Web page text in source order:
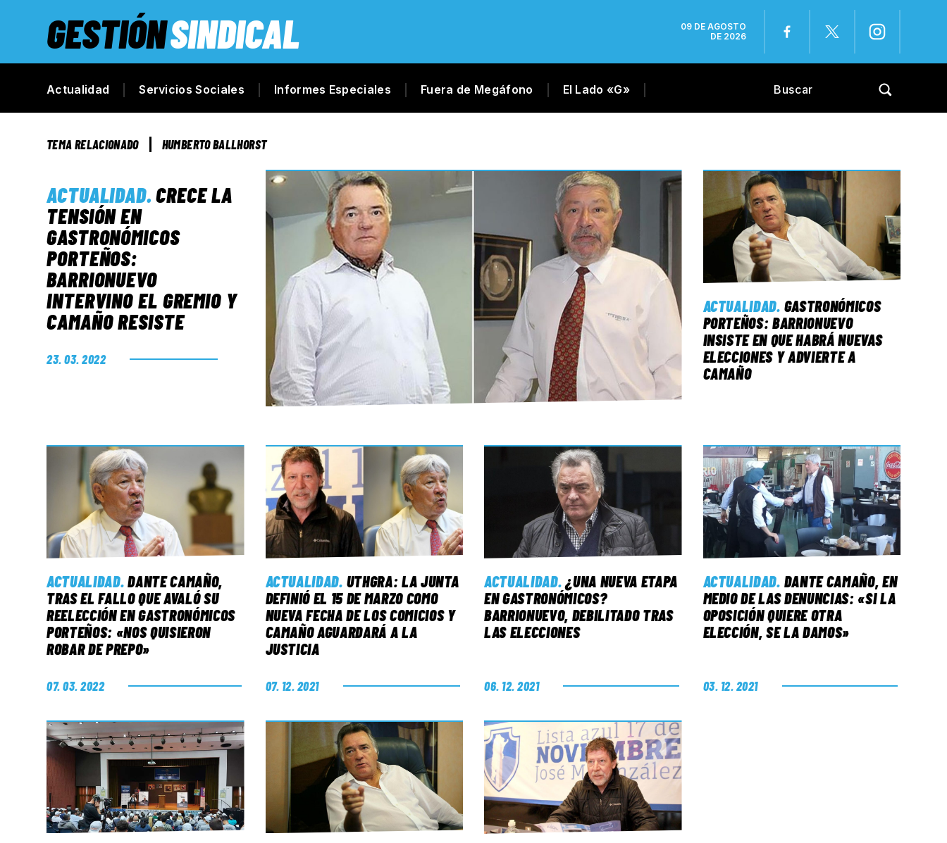
GESTIÓNSINDICAL
09 DE AGOSTO
DE 2026
Actualidad Servicios Sociales Informes Especiales Fuera de Megáfono El Lado «G»
TEMA RELACIONADO HUMBERTO BALLHORST
ACTUALIDAD.CRECE LA
TENSIÓN EN
GASTRONÓMICOS
PORTEÑOS:
BARRIONUEVO
INTERVINO EL GREMIO Y
CAMAÑO RESISTE
23. 03. 2022
ACTUALIDAD. GASTRONÓMICOS
PORTEÑOS: BARRIONUEVO
INSISTE EN QUE HABRÁ NUEVAS
ELECCIONES Y ADVIERTE A
CAMAÑO
ACTUALIDAD. DANTE CAMAÑO,
TRAS EL FALLO QUE AVALÓ SU
REELECCIÓN EN GASTRONÓMICOS
PORTEÑOS: «NOS QUISIERON
ROBAR DE PREPO»
07. 03. 2022
ACTUALIDAD. UTHGRA: LA JUNTA
DEFINIÓ EL 15 DE MARZO COMO
NUEVA FECHA DE LOS COMICIOS Y
CAMAÑO AGUARDARÁ A LA
JUSTICIA
07. 12. 2021
ACTUALIDAD. ¿UNA NUEVA ETAPA
EN GASTRONÓMICOS?
BARRIONUEVO, DEBILITADO TRAS
LAS ELECCIONES
06. 12. 2021
ACTUALIDAD. DANTE CAMAÑO, EN
MEDIO DE LAS DENUNCIAS: «SI LA
OPOSICIÓN QUIERE OTRA
ELECCIÓN, SE LA DAMOS»
03. 12. 2021